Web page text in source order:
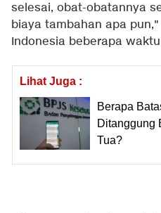
selesai, obat-obatannya
biaya tambahan apa
Indonesia beberapa
Lihat Juga :
Berapa
Ditanggung
Tua?